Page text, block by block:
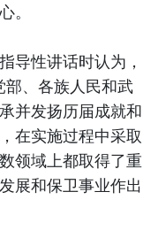
。
导性讲话时认为，
、各族人民和武
并发扬历届成就和
在实施过程中采取
领域上都取得了重
展和保卫事业作出